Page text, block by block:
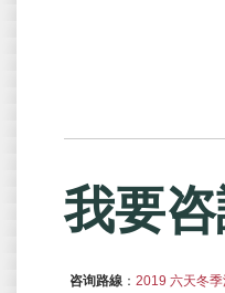
我要
咨询路線 ： 2019 六天冬